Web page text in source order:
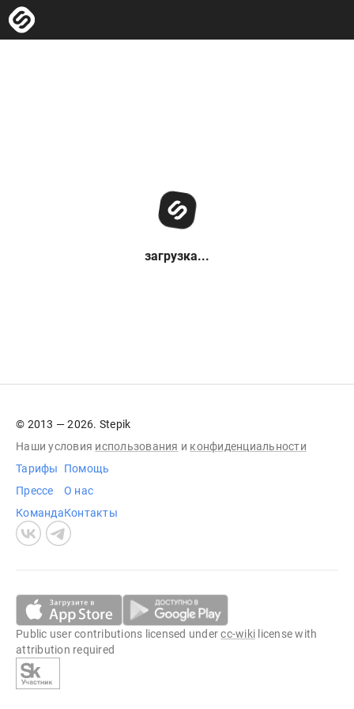
загрузка...
© 2013 — 2026. Stepik
Наши условия использования и конфиденциальности
Тарифы
Прессе
Команда
Помощь
О нас
Контакты
Public user contributions licensed undercc-wiki license with
attribution required